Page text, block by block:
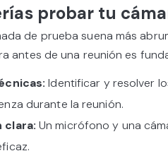
probar tu
de prueba suena más
antes de una reunión es
Identificar y resolver
durante la reunión.
clara: Un micrófono y una